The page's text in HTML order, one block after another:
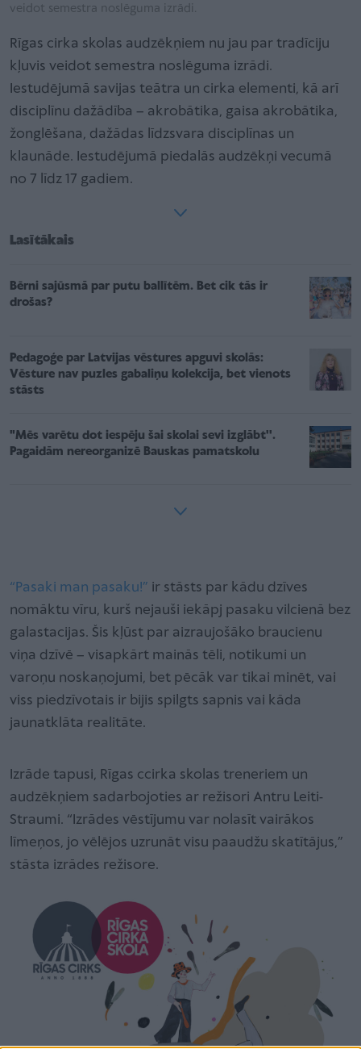
veidot semestra noslēguma izrādi.
Rīgas cirka skolas audzēkņiem nu jau par tradīciju
kļuvis veidot semestra noslēguma izrādi.
Iestudējumā savijas teātra un cirka elementi, kā arī
disciplīnu dažādība – akrobātika, gaisa akrobātika,
žonglēšana, dažādas līdzsvara disciplīnas un
klaunāde. Iestudējumā piedalās audzēkņi vecumā
no 7 līdz 17 gadiem.
Lasītākais
Bērni sajūsmā par putu ballītēm. Bet cik tās ir
drošas?
Pedagoģe par Latvijas vēstures apguvi skolās:
Vēsture nav puzles gabaliņu kolekcija, bet vienots
stāsts
"Mēs varētu dot iespēju šai skolai sevi izglābt''.
Pagaidām nereorganizē Bauskas pamatskolu
“Pasaki man pasaku!” ir stāsts par kādu dzīves
nomāktu vīru, kurš nejauši iekāpj pasaku vilcienā bez
galastacijas. Šis kļūst par aizraujošāko braucienu
viņa dzīvē – visapkārt mainās tēli, notikumi un
varoņu noskaņojumi, bet pēcāk var tikai minēt, vai
viss piedzīvotais ir bijis spilgts sapnis vai kāda
jaunatklāta realitāte.
Izrāde tapusi, Rīgas ccirka skolas treneriem un
audzēkņiem sadarbojoties ar režisori Antru Leiti-
Straumi. “Izrādes vēstījumu var nolasīt vairākos
līmeņos, jo vēlējos uzrunāt visu paaudžu skatītājus,”
stāsta izrādes režisore.